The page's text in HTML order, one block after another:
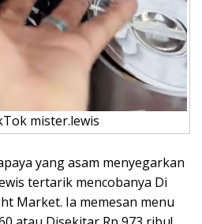
mister.lewis
yang asam menyegarkan
tertarik mencobanya Di
Market. Ia memesan menu